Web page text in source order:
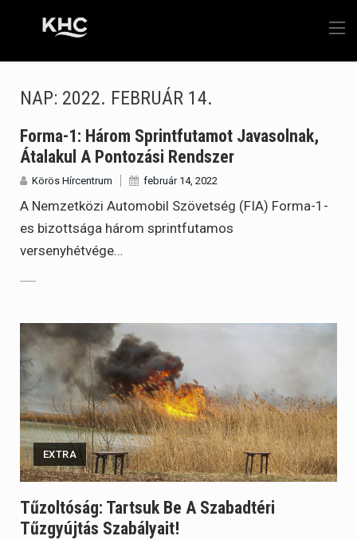
NAP: 2022. FEBRUÁR 14.
Forma-1: Három Sprintfutamot Javasolnak,
Átalakul A Pontozási Rendszer
Körös Hírcentrum február 14, 2022
A Nemzetközi Automobil Szövetség (FIA) Forma-1-
es bizottsága három sprintfutamos
versenyhétvége…
EXTRA
Tűzoltóság: Tartsuk Be A Szabadtéri
Tűzgyújtás Szabályait!